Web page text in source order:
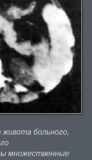
больного,
множественные